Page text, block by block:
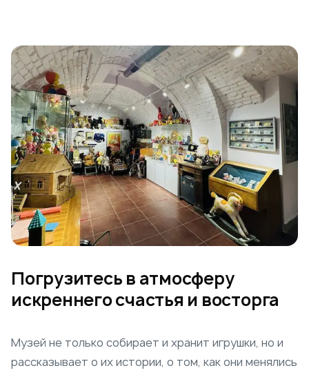
Погрузитесь в атмосферу
искреннего счастья и восторга
Музей не только собирает и хранит игрушки, но и
рассказывает о их истории, о том, как они менялись